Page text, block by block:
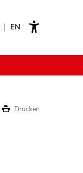
EN
Drucken